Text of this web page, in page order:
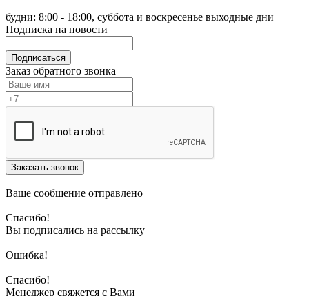
будни: 8:00 - 18:00, суббота и воскресенье выходные дни
Подписка на новости
Подписаться
Заказ обратного звонка
Заказать звонок
Ваше сообщение отправлено
Спасибо!
Вы подписались на рассылку
Ошибка!
Спасибо!
Менеджер свяжется с Вами